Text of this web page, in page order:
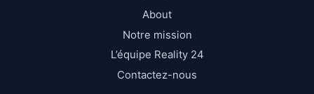
About
Notre mission
L’équipe Reality 24
Contactez-nous